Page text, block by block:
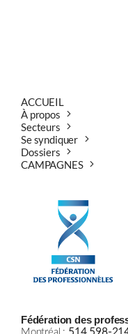
ACCUEIL
À propos
Secteurs
Se syndiquer
Dossiers
CAMPAGNES
Fédération des